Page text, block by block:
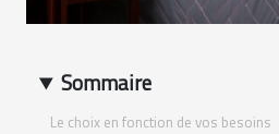
Sommaire
Le choix en fonction de vos besoins